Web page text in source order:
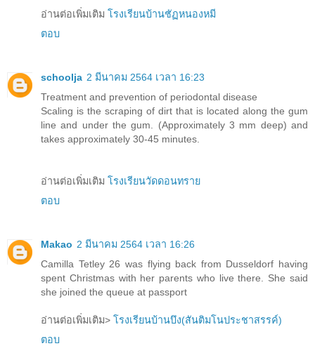
อ่านต่อเพิ่มเติม โรงเรียนบ้านชัฏหนองหมี
ตอบ
schoolja 2 มีนาคม 2564 เวลา 16:23
Treatment and prevention of periodontal disease
Scaling is the scraping of dirt that is located along the gum
line and under the gum. (Approximately 3 mm deep) and
takes approximately 30-45 minutes.
อ่านต่อเพิ่มเติม โรงเรียนวัดดอนทราย
ตอบ
Makao 2 มีนาคม 2564 เวลา 16:26
Camilla Tetley 26 was flying back from Dusseldorf having
spent Christmas with her parents who live there. She said
she joined the queue at passport
อ่านต่อเพิ่มเติม> โรงเรียนบ้านบึง(สันติมโนประชาสรรค์)
ตอบ